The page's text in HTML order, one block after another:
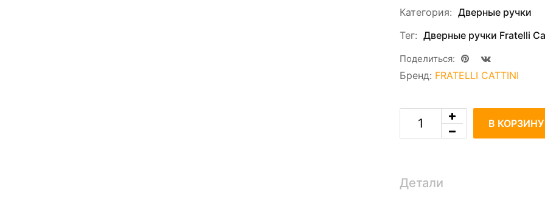
Категория: Дверные ручки
Тег: Дверные ручки Fratelli
Поделиться:
Бренд: FRATELLI CATTINI
В КОРЗИНУ
Детали